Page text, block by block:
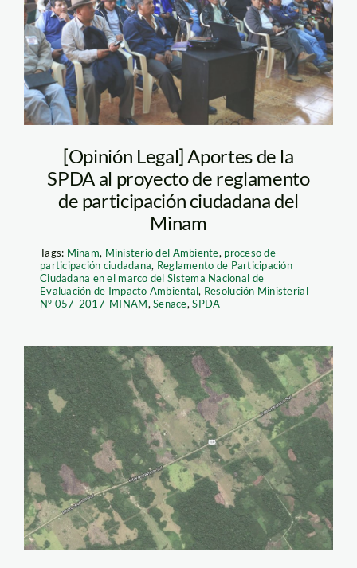
ciudadana-Andina
[Opinión Legal] Aportes de la
SPDA al proyecto de reglamento
de participación ciudadana del
Minam
Tags: Minam, Ministerio del Ambiente, proceso de
participación ciudadana, Reglamento de Participación
Ciudadana en el marco del Sistema Nacional de
Evaluación de Impacto Ambiental, Resolución Ministerial
Nº 057-2017-MINAM,Senace,SPDA
deforestación
carretera